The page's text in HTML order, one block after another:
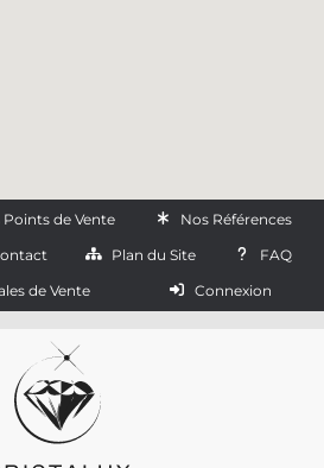
Points de Vente
Nos Références
Plan du Site
FAQ
de Vente
Connexion